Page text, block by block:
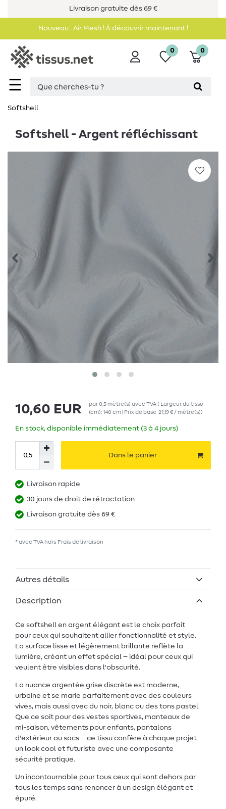
Livraison gratuite dès 69 €
Nouveau : Air Mesh ! À découvrir maintenant !
☰
0 0
Softshell
Softshell - Argent réfléchissant
10,60 EUR par0,5 mètre(s) avec TVA( Largeur du tissu
(cm): 140 cm | Prix de base 21,19 € / mètre(s))
En stock, disponible immédiatement (3 à 4 jours)
Dans le panier
Livraison rapide
30 jours de droit de rétractation
Livraison gratuite dès 69 €
* avec TVA hors Frais de livraison
Autres détails
Description
Ce softshell en argent élégant est le choix parfait
pour ceux qui souhaitent allier fonctionnalité et style.
La surface lisse et légèrement brillante reflète la
lumière, créant un effet spécial – idéal pour ceux qui
veulent être visibles dans l'obscurité.
La nuance argentée grise discrète est moderne,
urbaine et se marie parfaitement avec des couleurs
vives, mais aussi avec du noir, blanc ou des tons pastel.
Que ce soit pour des vestes sportives, manteaux de
mi-saison, vêtements pour enfants, pantalons
d'extérieur ou sacs – ce tissu confère à chaque projet
un look cool et futuriste avec une composante
sécurité pratique.
Un incontournable pour tous ceux qui sont dehors par
tous les temps sans renoncer à un design élégant et
épuré.